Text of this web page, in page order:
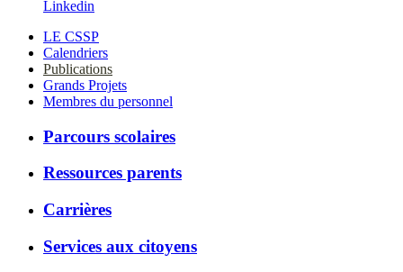
Linkedin
LE CSSP
Calendriers
Publications
Grands Projets
Membres du personnel
Parcours scolaires
Ressources parents
Carrières
Services aux citoyens